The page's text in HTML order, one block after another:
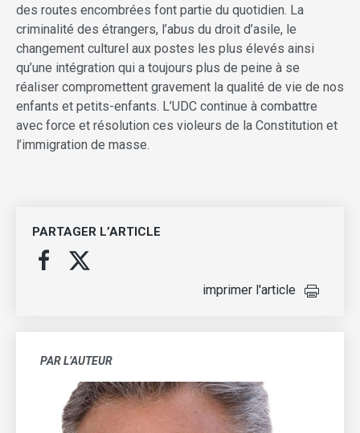
des routes encombrées font partie du quotidien. La
criminalité des étrangers, l’abus du droit d’asile, le
changement culturel aux postes les plus élevés ainsi
qu’une intégration qui a toujours plus de peine à se
réaliser compromettent gravement la qualité de vie de nos
enfants et petits-enfants. L’UDC continue à combattre
avec force et résolution ces violeurs de la Constitution et
l’immigration de masse.
PARTAGER L’ARTICLE
imprimer l'article
PAR L’AUTEUR